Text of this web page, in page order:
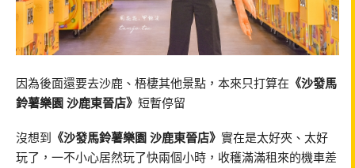
因為後面還要去沙鹿、梧棲其他景點，本來只打算在 《沙發馬
鈴薯樂園 沙鹿東晉店》 短暫停留
沒想到 《沙發馬鈴薯樂園 沙鹿東晉店》 實在是太好夾、太好
玩了，一不小心居然玩了快兩個小時，收穫滿滿租來的機車差